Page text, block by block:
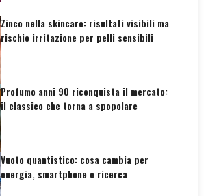
Zinco nella skincare: risultati visibili ma
rischio irritazione per pelli sensibili
Profumo anni 90 riconquista il mercato:
il classico che torna a spopolare
Vuoto quantistico: cosa cambia per
energia, smartphone e ricerca